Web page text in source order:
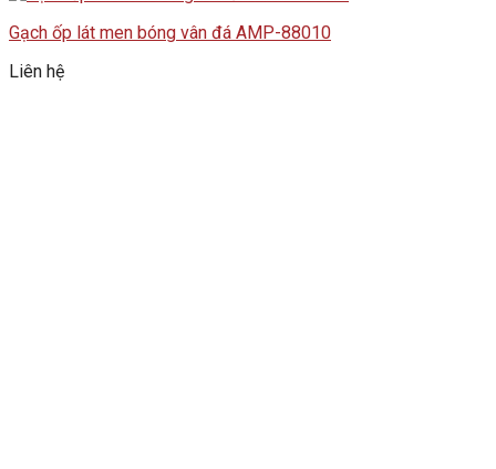
Gạch ốp lát men bóng vân đá AMP-88010
Liên hệ